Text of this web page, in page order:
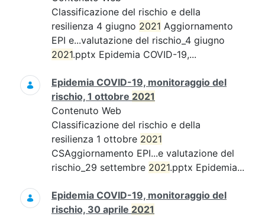
Classificazione del rischio e della
resilienza 4 giugno 2021 Aggiornamento
EPI e...valutazione del rischio_4 giugno
2021.pptx Epidemia COVID-19,...
Epidemia COVID-19, monitoraggio del
rischio, 1 ottobre 2021
Contenuto Web
Classificazione del rischio e della
resilienza 1 ottobre 2021
CSAggiornamento EPI...e valutazione del
rischio_29 settembre 2021.pptx Epidemia...
Epidemia COVID-19, monitoraggio del
rischio, 30 aprile 2021